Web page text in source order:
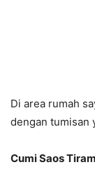
Di area rumah
dengan tumisan
Cumi Saos